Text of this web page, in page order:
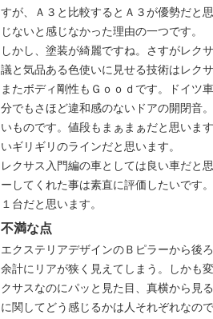
すが、Ａ３と比較するとＡ３が優勢だと
じないと感じなかった理由の一つです。
しかし、塗装が綺麗ですね。さすがレク
議と気品ある色使いに見せる技術はレク
またボディ剛性もＧｏｏｄです。ドイツ
分でもさほど違和感のないドアの開閉音
いものです。値段もまぁまぁだと思いま
いギリギリのラインだと思います。
レクサス入門編の車としては良い車だと
ーしてくれた事は素直に評価したいです
１台だと思います。
不満な点
エクステリアデザインのＢピラーから後
余計にリアが狭く見えてしまう。しかも
クサスなのにパッと見た目、真横から見
に関してどう感じるかは人それぞれなの